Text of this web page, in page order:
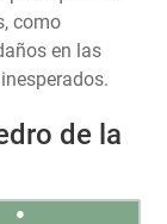
como
en las
de la
●